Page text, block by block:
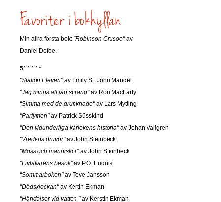
Min allra första bok: "Robinson Crusoe"av
Daniel Defoe.
5* * * * *
"Station Eleven"av Emily St. John Mandel
"Jag minns att jag sprang"av Ron MacLarty
"Simma med de drunknade"av Lars Mytting
"Parfymen"av Patrick Süsskind
"Den vidunderliga kärlekens historia"av Johan Vallgren
"Vredens druvor"av John Steinbeck
"Möss och människor"av John Steinbeck
"Livläkarens besök"av P.O. Enquist
"Sommarboken"av Tove Jansson
"Dödsklockan"av Kertin Ekman
"Händelser vid vatten "av Kerstin Ekman